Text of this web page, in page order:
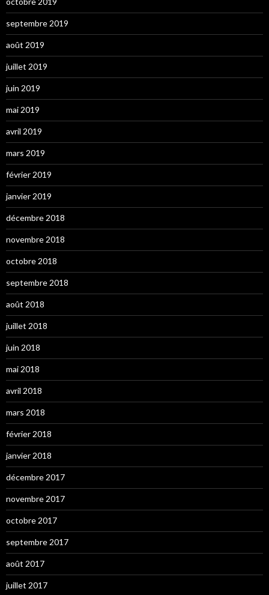
septembre 2019
août 2019
juillet 2019
juin 2019
mai 2019
avril 2019
mars 2019
février 2019
janvier 2019
décembre 2018
novembre 2018
octobre 2018
septembre 2018
août 2018
juillet 2018
juin 2018
mai 2018
avril 2018
mars 2018
février 2018
janvier 2018
décembre 2017
novembre 2017
octobre 2017
septembre 2017
août 2017
juillet 2017